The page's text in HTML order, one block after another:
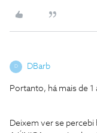
D DBarb
Portanto, há mais de
Deixem ver se percebi